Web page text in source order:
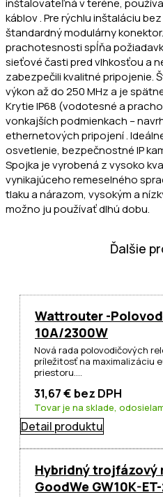
inštalovateľná v teréne,
káblov . Pre rýchlu inštaláciu
štandardný modulárny
prachotesnosti spĺňa
sieťové časti pred vlhkosťou a
zabezpečili kvalitné pripojenie.
výkon až do 250 MHz a je
Krytie IP68 (vodotesné a
vonkajších podmienkach –
ethernetových pripojení .
osvetlenie, bezpečnostné IP
Spojka je vyrobená z vysoko
vynikajúceho remeselného
tlaku a nárazom, vysokým a
možno ju používať dlhú dobu.
Ďalšie
Wattrouter -
10A/2300W
Nová rada polovodičových
príležitosť na maximalizáciu
priestoru.…
31,67€ bez DPH
Tovar je na sklade,
Detail produktu
Hybridný trojfázový
GoodWe GW10K-